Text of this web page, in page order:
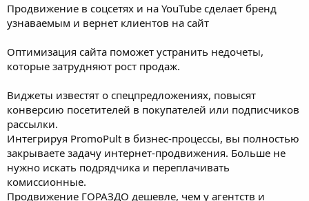
Продвижение в соцсетях и на YouTube сделает бренд
узнаваемым и вернет клиентов на сайт
Оптимизация сайта поможет устранить недочеты,
которые затрудняют рост продаж.
Виджеты известят о спецпредложениях, повысят
конверсию посетителей в покупателей или подписчиков
рассылки.
Интегрируя PromoPult в бизнес-процессы, вы полностью
закрываете задачу интернет-продвижения. Больше не
нужно искать подрядчика и переплачивать
комиссионные.
Продвижение ГОРАЗДО дешевле, чем у агентств и